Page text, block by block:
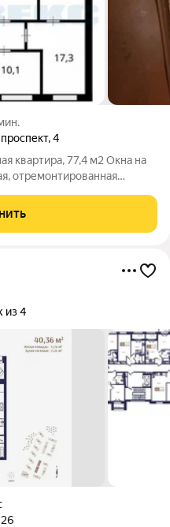
,4
квартира, 77,4 м2 Окна на
отремонтированная
на машине, 35 минут на
из 4